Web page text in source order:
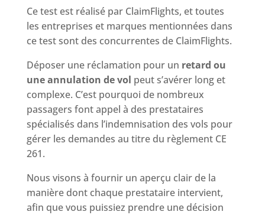
Ce test est réalisé par ClaimFlights, et toutes
les entreprises et marques mentionnées dans
ce test sont des concurrentes de ClaimFlights.
Déposer une réclamation pour un retard ou
une annulation de vol peut s’avérer long et
complexe. C’est pourquoi de nombreux
passagers font appel à des prestataires
spécialisés dans l’indemnisation des vols pour
gérer les demandes au titre du règlement CE
261.
Nous visons à fournir un aperçu clair de la
manière dont chaque prestataire intervient,
afin que vous puissiez prendre une décision